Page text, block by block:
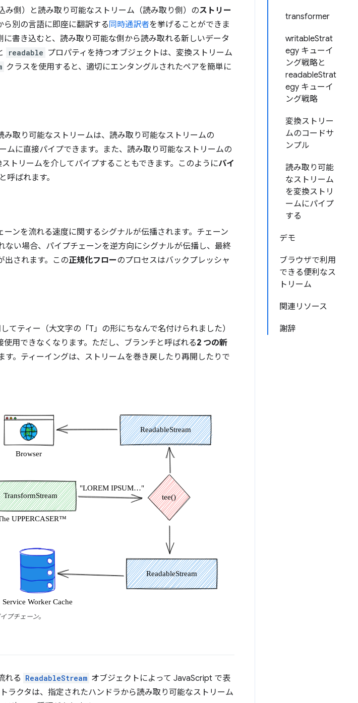
transformer
writableStrat
egy キューイ
ング戦略と
readableStrat
egy キューイ
ング戦略
変換ストリー
ムのコードサ
ンプル
読み取り可能
なストリーム
を変換ストリ
ームにパイプ
する
デモ
ブラウザで利用
できる便利なス
トリーム
関連リソース
謝辞
側）と読み取り可能なストリーム（読み取り側）のストリー
ら別の言語に即座に翻訳する 同時通訳者を挙げることができま
書き込むと、読み取り可能な側から読み取れる新しいデータ
readable プロパティを持つオブジェクトは、変換ストリーム
クラスを使用すると、適切にエンタングルされたペアを簡単に
み取り可能なストリームは、読み取り可能なストリームの
ムに直接パイプできます。また、読み取り可能なストリームの
トリームを介してパイプすることもできます。このようにパイ
呼ばれます。
ンを流れる速度に関するシグナルが伝播されます。チェーン
い場合、パイプチェーンを逆方向にシグナルが伝播し、最終
出されます。この正規化フローのプロセスはバックプレッシャ
てティー（大文字の「T」の形にちなんで名付けられました）
使用できなくなります。ただし、ブランチと呼ばれる2 つの新
。ティーイングは、ストリームを巻き戻したり再開したりで
プチェーン。
れる ReadableStream オブジェクトによって JavaScript で表
ラクタは、指定されたハンドラから読み取り可能なストリーム